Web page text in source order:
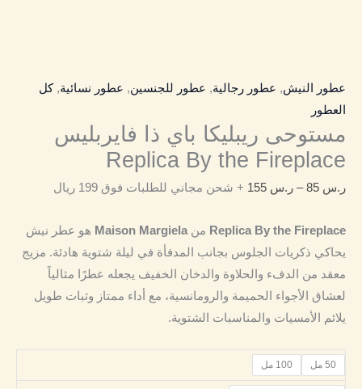
عطور النيش, عطور رجالية, عطور للجنسين, عطور نسائية,كل
العطور
مستوحى ريبليكا باي ذا فايربليس
Replica By the Fireplace
ر.س – ر.س + شحن مجاني للطلبات فوق 199 ريال
Replica By the Fireplace من Maison Margiela هو عطر نيش
يحاكي ذكريات الجلوس بجانب المدفأة في ليلة شتوية هادئة. مزيج
معقد من الدفء والحلاوة والدخان الخفيف يجعله عطرًا مثالياً
لعشاق الأجواء الحميمة والرومانسية، مع أداء ممتاز وثبات طويل
يلائم الأمسيات والمناسبات الشتوية.
50 مل 100 مل